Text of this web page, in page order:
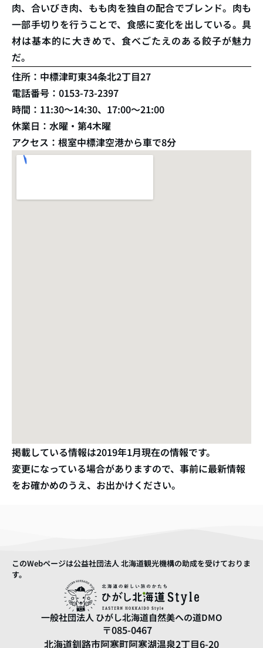
肉、合いびき肉、もも肉を独自の配合でブレンド。肉も
一部手切りを行うことで、食感に変化を出している。具
材は基本的に大きめで、食べごたえのある餃子が魅力
だ。
住所：中標津町東34条北2丁目27
電話番号：0153-73-2397
時間：11:30～14:30、17:00～21:00
休業日：水曜・第4木曜
アクセス：根室中標津空港から車で8分
掲載している情報は2019年1月現在の情報です。
変更になっている場合がありますので、事前に最新情報
をお確かめのうえ、お出かけください。
このWebページは公益社団法人 北海道観光機構の助成を受けておりま
す。
一般社団法人 ひがし北海道自然美への道DMO
〒085-0467
北海道釧路市阿寒町阿寒湖温泉2丁目6-20